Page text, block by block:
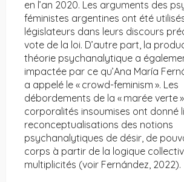
en l’an 2020. Les arguments des
féministes argentines ont été
législateurs dans leurs discours
vote de la loi. D’autre part, la
théorie psychanalytique a
impactée par ce qu’Ana María
a appelé le « crowd-feminism ». Les
débordements de la « marée verte
corporalités insoumises ont donné
reconceptualisations des notions
psychanalytiques de désir, de
corps à partir de la logique
multiplicités (voir Fernández, 2022).